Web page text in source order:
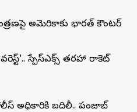
అమెరికాకు భారత్‌ కౌంటర్
స్పేస్‌ఎక్స్ తరహా రాకెట్‌
అధికారికి బదిలీ.. పంజాబ్